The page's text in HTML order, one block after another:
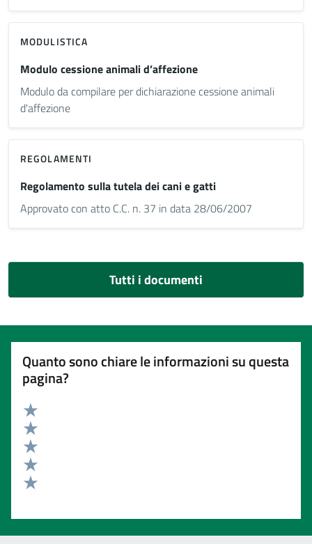
MODULISTICA
Modulo cessione animali d’affezione
Modulo da compilare per dichiarazione cessione animali
d'affezione
REGOLAMENTI
Regolamento sulla tutela dei cani e gatti
Approvato con atto C.C. n. 37 in data 28/06/2007
Tutti i documenti
Quanto sono chiare le informazioni su questa
pagina?
Valuta 5 stelle su 5
Valuta 4 stelle su 5
Valuta 3 stelle su 5
Valuta 2 stelle su 5